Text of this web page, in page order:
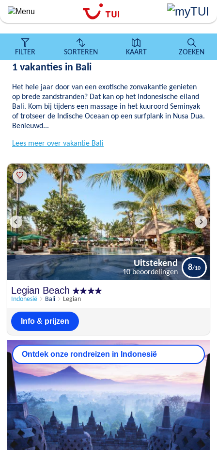
Overslaan
algemene
inhoud
FILTER SORTEREN KAART ZOEKEN
1 vakanties in Bali
Het hele jaar door van een exotische zonvakantie genieten
op brede zandstranden? Dat kan op het Indonesische eiland
Bali. Kom bij tijdens een massage in het kuuroord Seminyak
of trotseer de Indische Oceaan op een surfplank in Nusa Dua.
Benieuwd...
Lees meer over vakantie Bali
Legian Beach
Indonesië Bali Legian
Uitstekend
10 beoordelingen
8
Info & prijzen
Ontdek onze rondreizen in Indonesië